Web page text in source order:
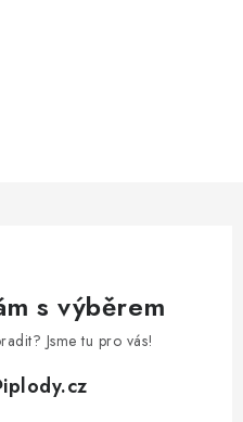
s výběrem
Jsme tu pro vás!
iplody.cz